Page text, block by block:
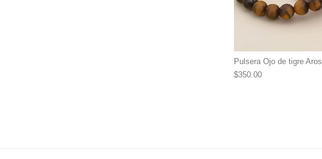
Pulsera Ojo de tigre Aros
$350.00